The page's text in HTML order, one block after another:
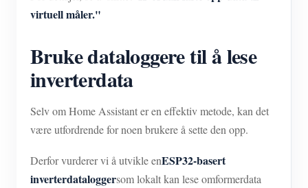
virtuell måler."
Bruke dataloggere til å lese
inverterdata
Selv om Home Assistant er en effektiv metode, kan det
være utfordrende for noen brukere å sette den opp.
Derfor vurderer vi å utvikle enESP32-basert
inverterdataloggersom lokalt kan lese omformerdata